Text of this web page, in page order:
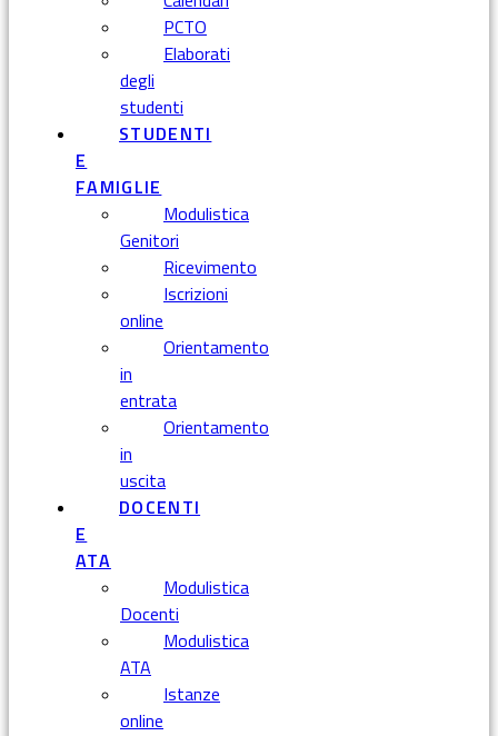
PCTO
Elaborati
degli
studenti
STUDENTI
E
FAMIGLIE
Modulistica
Genitori
Ricevimento
Iscrizioni
online
Orientamento
in
entrata
Orientamento
in
uscita
DOCENTI
E
ATA
Modulistica
Docenti
Modulistica
ATA
Istanze
online